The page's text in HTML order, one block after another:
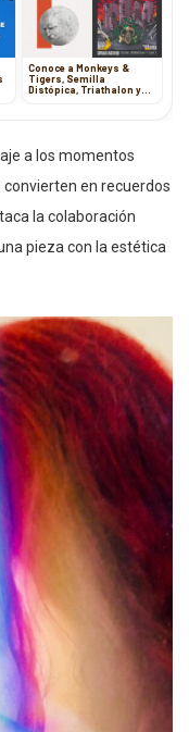
Conoce a Monkeys &
Tigers, Semilla
Distópica, Triathalon y
a los momentos
en recuerdos
la colaboración
pieza con la estética